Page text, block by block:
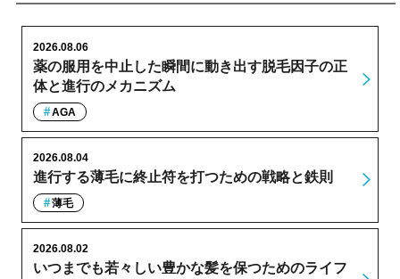
薬の服用を中止した瞬間に動き出す脱毛因子の正
体と進行のメカニズム
2026.08.06
AGA
進行する薄毛に終止符を打つための戦略と鉄則
2026.08.04
薄毛
いつまでも若々しい豊かな髪を保つためのライフ
2026.08.02